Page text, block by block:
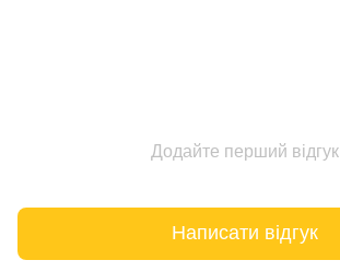
Додайте перший відгук
Написати відгук